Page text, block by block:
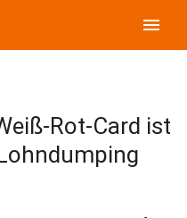
menu
Rot-Card ist